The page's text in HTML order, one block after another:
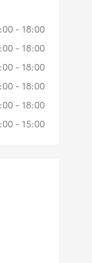
- 18:00
- 18:00
- 18:00
- 18:00
- 18:00
- 15:00